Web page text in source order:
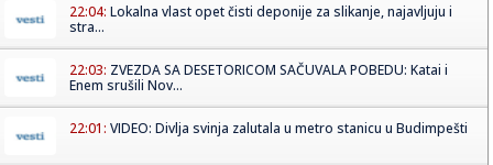
22:04: Lokalna vlast opet čisti deponije za slikanje, najavljuju i
stra...
22:03: ZVEZDA SA DESETORICOM SAČUVALA POBEDU: Katai i
Enem srušili Nov...
22:01: VIDEO: Divlja svinja zalutala u metro stanicu u Budimpešti